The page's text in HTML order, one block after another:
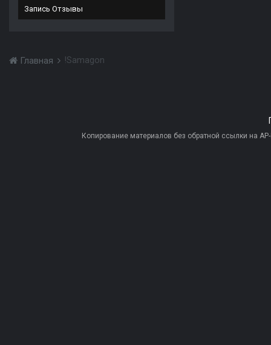
Запись Отзывы
Главная !Samagon
Копирование материалов без обратной ссылки на